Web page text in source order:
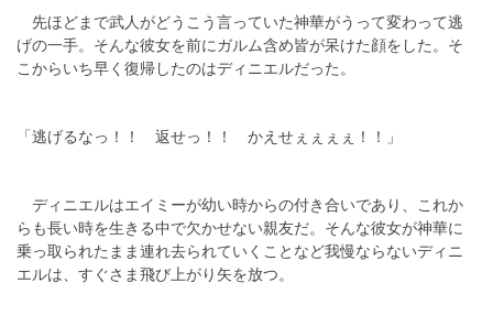
先ほどまで武人がどうこう言っていた神華がうって変わって逃
げの一手。そんな彼女を前にガルム含め皆が呆けた顔をした。そ
こからいち早く復帰したのはディニエルだった。
「逃げるなっ！！ 返せっ！！ かえせぇぇぇぇ！！」
ディニエルはエイミーが幼い時からの付き合いであり、これか
らも長い時を生きる中で欠かせない親友だ。そんな彼女が神華に
乗っ取られたまま連れ去られていくことなど我慢ならないディニ
エルは、すぐさま飛び上がり矢を放つ。